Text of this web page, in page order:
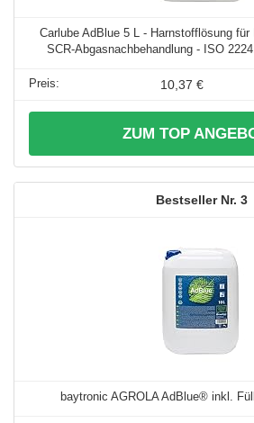
Carlube AdBlue 5 L - Harnstofflösung
SCR-Abgasnachbehandlung - ISO
10,37 €
ZUM TOP
3
baytronic AGROLA AdBlue® inkl.